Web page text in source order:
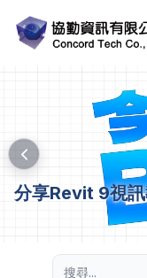
分享Revit 9視